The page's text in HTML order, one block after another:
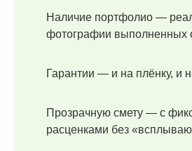
Наличие портфолио —
фотографии выполненных
Гарантии — и на плёнку, и
Прозрачную смету — с
расценками без